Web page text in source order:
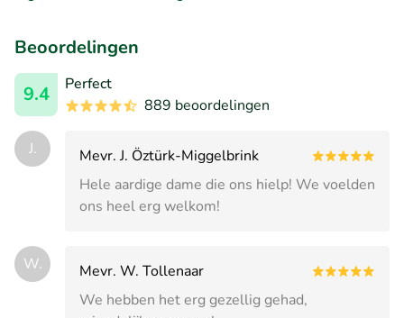
Beoordelingen
9.4
Perfect
889 beoordelingen
J.
Mevr. J. Öztürk-Miggelbrink
Hele aardige dame die ons hielp! We voelden
ons heel erg welkom!
W.
Mevr. W. Tollenaar
We hebben het erg gezellig gehad,